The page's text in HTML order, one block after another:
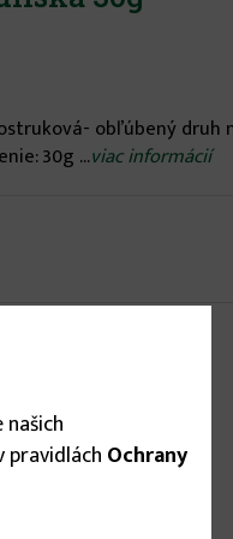
obľúbený druh
30g ...viac informácií
pravidláchOchrany